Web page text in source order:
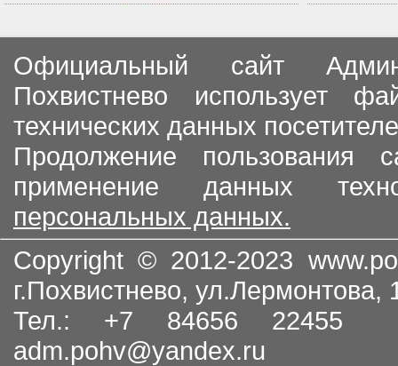
Официальный сайт
Похвистнево использует
технических данных
Продолжение пользования
применение данных
персональных данных.
Copyright © 2012-2023
г.Похвистнево, ул.Лермонтова,
Тел.: +7 84656
adm.pohv@yandex.ru